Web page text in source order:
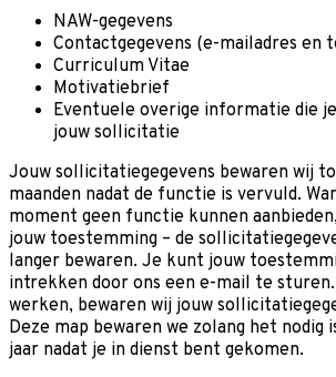
NAW-gegevens
Contactgegevens (e-mailadres en
Curriculum Vitae
Motivatiebrief
Eventuele overige informatie die
jouw sollicitatie
Jouw sollicitatiegegevens bewaren wij
maanden nadat de functie is vervuld.
moment geen functie kunnen
jouw toestemming – de
langer bewaren. Je kunt jouw
intrekken door ons een e-mail te
werken, bewaren wij jouw
Deze map bewaren we zolang het nodig
jaar nadat je in dienst bent gekomen.